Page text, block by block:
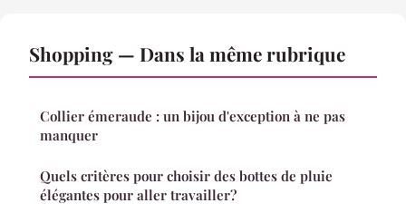
Shopping — Dans la même rubrique
Collier émeraude : un bijou d'exception à ne pas
manquer
Quels critères pour choisir des bottes de pluie
élégantes pour aller travailler?